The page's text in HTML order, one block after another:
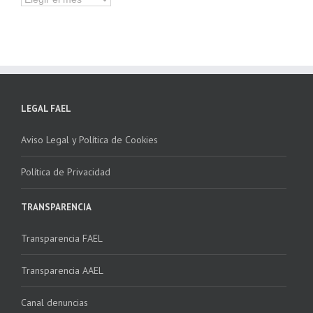
LEGAL FAEL
Aviso Legal y Política de Cookies
Política de Privacidad
TRANSPARENCIA
Transparencia FAEL
Transparencia AAEL
Canal denuncias